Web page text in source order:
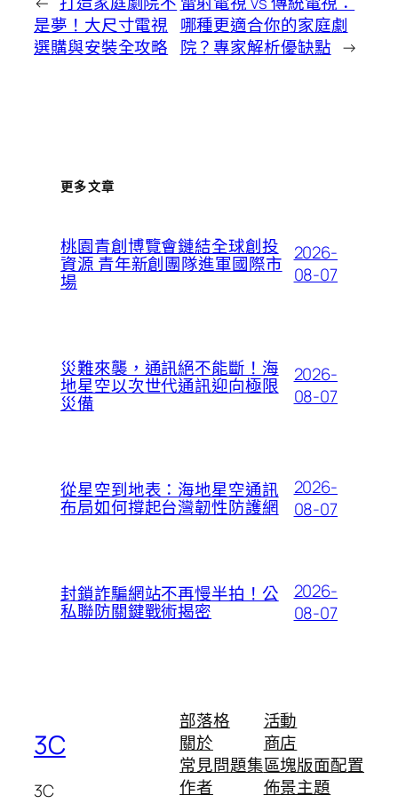
是夢！大尺寸電視
選購與安裝全攻略
哪種更適合你的家庭劇
院？專家解析優缺點 →
更多文章
桃園青創博覽會鏈結全球創投
資源 青年新創團隊進軍國際市
場
2026-
08-07
災難來襲，通訊絕不能斷！海
地星空以次世代通訊迎向極限
災備
2026-
08-07
從星空到地表：海地星空通訊
布局如何撐起台灣韌性防護網
2026-
08-07
封鎖詐騙網站不再慢半拍！公
私聯防關鍵戰術揭密
2026-
08-07
3C
3C
部落格
關於
常見問題集
作者
活動
商店
區塊版面配置
佈景主題